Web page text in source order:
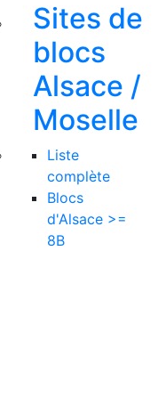
Sites de
blocs
Alsace /
Moselle
Liste
complète
Blocs
d'Alsace >=
8B